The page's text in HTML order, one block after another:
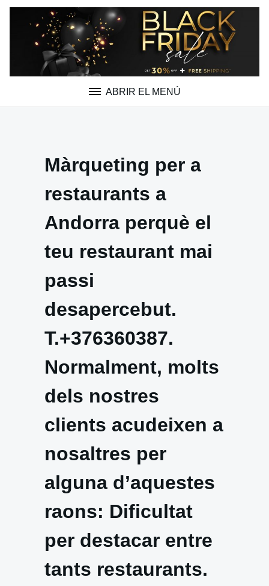
Saltar
ABRIR EL MENÚ
Màrqueting per a
restaurants a
Andorra perquè el
teu restaurant mai
passi
desapercebut.
T.+376360387.
Normalment, molts
dels nostres
clients acudeixen a
nosaltres per
alguna d’aquestes
raons: Dificultat
per destacar entre
tants restaurants.